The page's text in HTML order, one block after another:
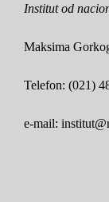
Institut od
Maksima
Telefon: (021)
e-mail: